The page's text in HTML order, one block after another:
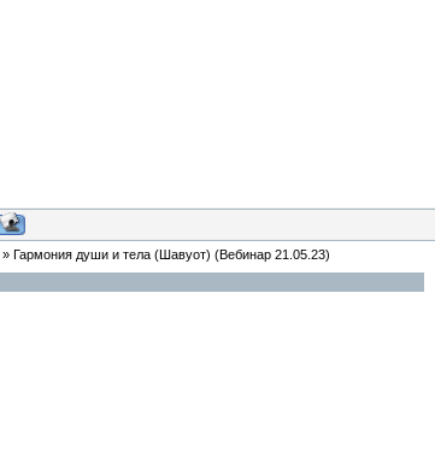
» Гармония души и тела (Шавуот) (Вебинар 21.05.23)